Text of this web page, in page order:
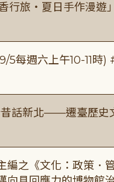
行旅・夏日手作漫遊
5每週六上午10-11時)
昔話新北——遷臺歷史
編之《文化：政策．